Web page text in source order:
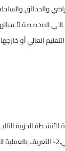
والحدائق
المخصصة
العالي أو خارجها.